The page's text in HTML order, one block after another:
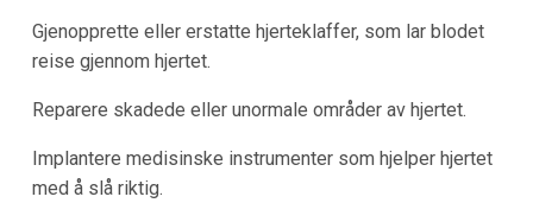
Gjenopprette eller erstatte hjerteklaffer, som lar blodet
reise gjennom hjertet.
Reparere skadede eller unormale områder av hjertet.
Implantere medisinske instrumenter som hjelper hjertet
med å slå riktig.